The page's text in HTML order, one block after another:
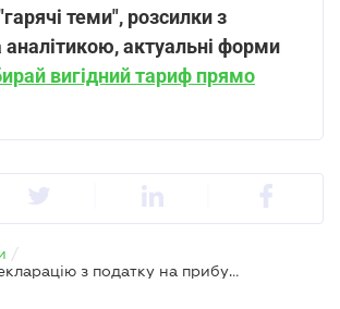
теми", розсилки з
актуальні форми
вигідний тариф прямо
/
Коли подавати декларацію з податку на прибуток за 2023 рік – ДПС